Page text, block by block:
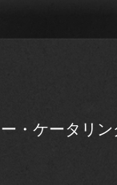
・ケータリン